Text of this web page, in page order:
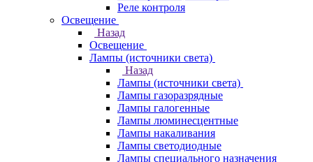
Реле контроля
Освещение
Назад
Освещение
Лампы (источники света)
Назад
Лампы (источники света)
Лампы газоразрядные
Лампы галогенные
Лампы люминесцентные
Лампы накаливания
Лампы светодиодные
Лампы специального назначения